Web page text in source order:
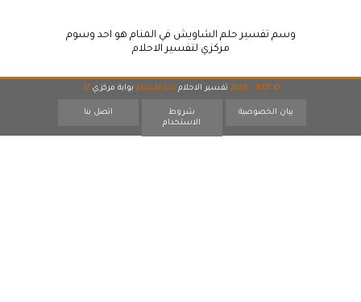
وسم تفسير حلم الشاويش في المنام هو احد وسوم
مركزي لتفسير الاحلام
© 2007 - 2026 تفسير الاحلام احد اقسام بوابة مركزي 17
بيان الخصوصية
شروط
الاستخدام
اتصل بنا